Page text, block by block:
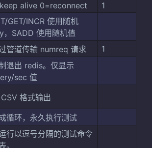
alive 0=reconnect 1
GET/INCR 使用随机
，SADD 使用随机值
管道传输 numreq 请求 1
退出 redis。仅显示
sec 值
格式输出
循环，永久执行测试
行以逗号分隔的测试命令
。